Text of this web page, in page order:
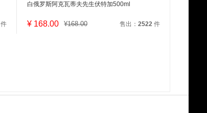
件
白俄罗斯阿克瓦蒂夫先生伏特加500ml
¥168.00 ¥168.00 售出： 2522件